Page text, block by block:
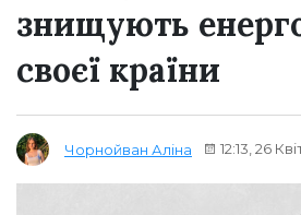
знищують
своєї країни
Чорнойван Аліна 12:13, 26